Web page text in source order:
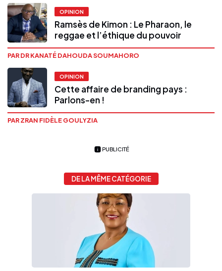
OPINION
Ramsès de Kimon : Le Pharaon, le
reggae et l’éthique du pouvoir
PAR DR KANATÉ DAHOUDA SOUMAHORO
OPINION
Cette affaire de branding pays :
Parlons-en !
PAR ZRAN FIDÈLE GOULYZIA
PUBLICITÉ
DE LA MÊME CATÉGORIE